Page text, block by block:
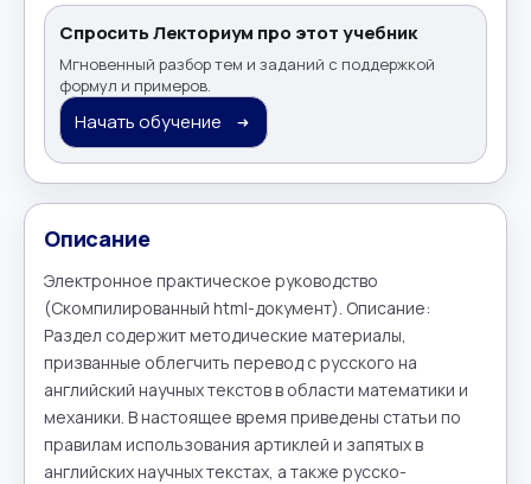
Спросить Лекториум про этот учебник
Мгновенный разбор тем и заданий с поддержкой
формул и примеров.
Начать обучение
Описание
Электронное практическое руководство
(Скомпилированный html-документ). Описание:
Раздел содержит методические материалы,
призванные облегчить перевод с русского на
английский научных текстов в области математики и
механики. В настоящее время приведены статьи по
правилам использования артиклей и запятых в
английских научных текстах, а также русско-